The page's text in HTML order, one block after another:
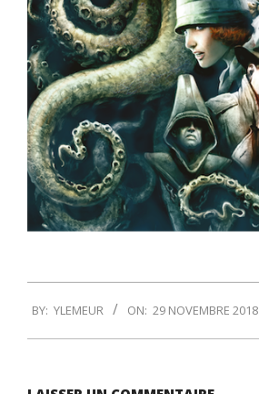
11-
29
BY: YLEMEUR ON: 29 NOVEMBRE 2018